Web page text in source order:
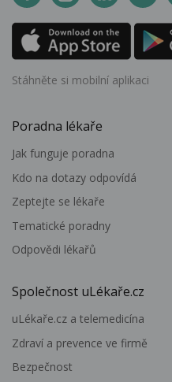
Stáhněte si mobilní aplikaci
Poradna lékaře
Jak funguje poradna
Kdo na dotazy odpovídá
Zeptejte se lékaře
Tematické poradny
Odpovědi lékařů
Společnost uLékaře.cz
uLékaře.cz a telemedicína
Zdraví a prevence ve firmě
Bezpečnost